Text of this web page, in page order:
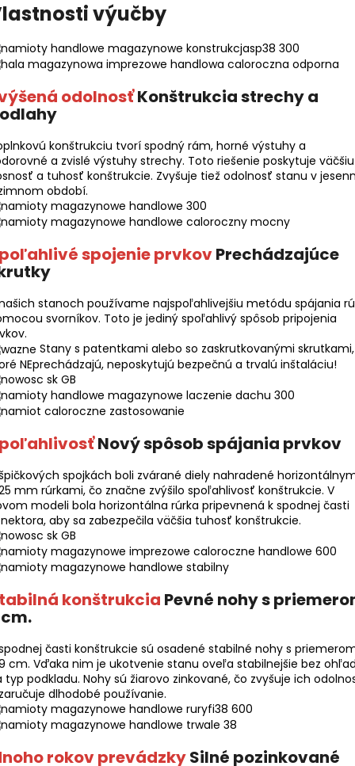
výučby
odolnosťKonštrukcia strechy a
konštrukciu tvorí spodný rám, horné výstuhy a
a zvislé výstuhy strechy. Toto riešenie poskytuje väčšiu
a tuhosť konštrukcie. Zvyšuje tiež odolnosť stanu v
období.
spojenie prvkovPrechádzajúce
stanoch používame najspoľahlivejšiu metódu spájania
svorníkov. Toto je jediný spoľahlivý spôsob pripojenia
Stany s patentkami alebo so zaskrutkovanými skrutkami,
NEprechádzajú, neposkytujú bezpečnú a trvalú inštaláciu!
Nový spôsob spájania prvkov
spojkách boli zvárané diely nahradené
mm rúrkami, čo značne zvýšilo spoľahlivosť konštrukcie. V
modeli bola horizontálna rúrka pripevnená k spodnej časti
aby sa zabezpečila väčšia tuhosť konštrukcie.
konštrukcia Pevné nohy s
časti konštrukcie sú osadené stabilné nohy s
cm. Vďaka nim je ukotvenie stanu oveľa stabilnejšie bez
typ podkladu. Nohy sú žiarovo zinkované, čo zvyšuje ich
dlhodobé používanie.
rokov prevádzkySilné pozinkované